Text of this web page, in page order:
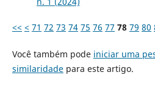
<< < 71 72 73 74 75 76 77 78 79 80
Você também pode iniciar uma
similaridadepara este artigo.